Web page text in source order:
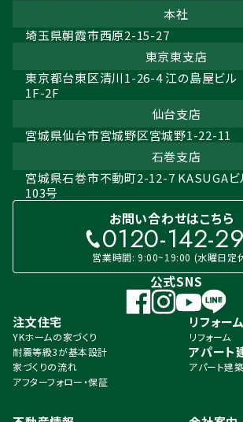
本社
埼玉県朝霞市西原2-15-27
東京東支店
東京都台東区清川1-26-4 江の島屋ビル
1F-2F
仙台支店
宮城県仙台市宮城野区宮城野1-22-11
石巻支店
宮城県石巻市不動町2-12-7 KASUGAビ
103号
お問い合わせはこちら
0120-142-
営業時間: 9:00~19:00 (水曜日定
公式SNS
注文住宅
YKホームの家づくり
耐震等級3が基本設計
家づくりの流れ
アフターフォロー・保証
リフォーム
リフォーム
アパート
アパート建築